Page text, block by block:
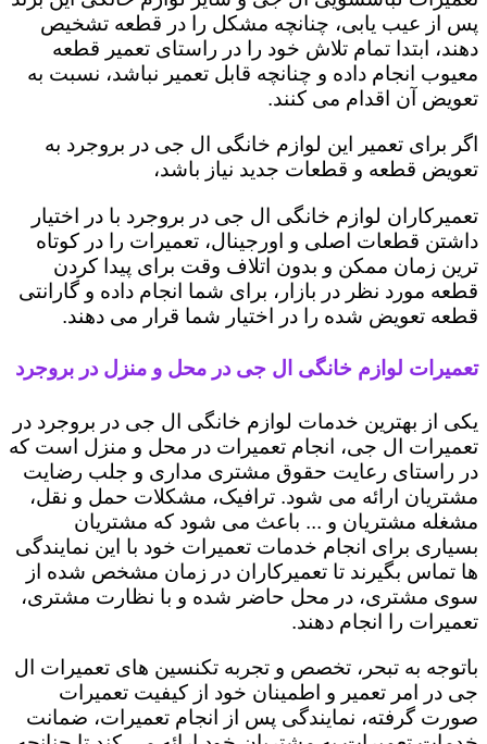
پس از عیب یابی، چنانچه مشکل را در قطعه تشخیص
دهند، ابتدا تمام تلاش خود را در راستای تعمیر قطعه
معیوب انجام داده و چنانچه قابل تعمیر نباشد، نسبت به
تعویض آن اقدام می کنند.
اگر برای تعمیر این لوازم خانگی ال جی در بروجرد به
تعویض قطعه و قطعات جدید نیاز باشد،
تعمیرکاران لوازم خانگی ال جی در بروجرد با در اختیار
داشتن قطعات اصلی و اورجینال، تعمیرات را در کوتاه
ترین زمان ممکن و بدون اتلاف وقت برای پیدا کردن
قطعه مورد نظر در بازار، برای شما انجام داده و گارانتی
قطعه تعویض شده را در اختیار شما قرار می دهند.
تعمیرات لوازم خانگی ال جی در محل و منزل در بروجرد
یکی از بهترین خدمات لوازم خانگی ال جی در بروجرد در
تعمیرات ال جی، انجام تعمیرات در محل و منزل است که
در راستای رعایت حقوق مشتری مداری و جلب رضایت
مشتریان ارائه می شود. ترافیک، مشکلات حمل و نقل،
مشغله مشتریان و ... باعث می شود که مشتریان
بسیاری برای انجام خدمات تعمیرات خود با این نمایندگی
ها تماس بگیرند تا تعمیرکاران در زمان مشخص شده از
سوی مشتری، در محل حاضر شده و با نظارت مشتری،
تعمیرات را انجام دهند.
باتوجه به تبحر، تخصص و تجربه تکنسین های تعمیرات ال
جی در امر تعمیر و اطمینان خود از کیفیت تعمیرات
صورت گرفته، نمایندگی پس از انجام تعمیرات، ضمانت